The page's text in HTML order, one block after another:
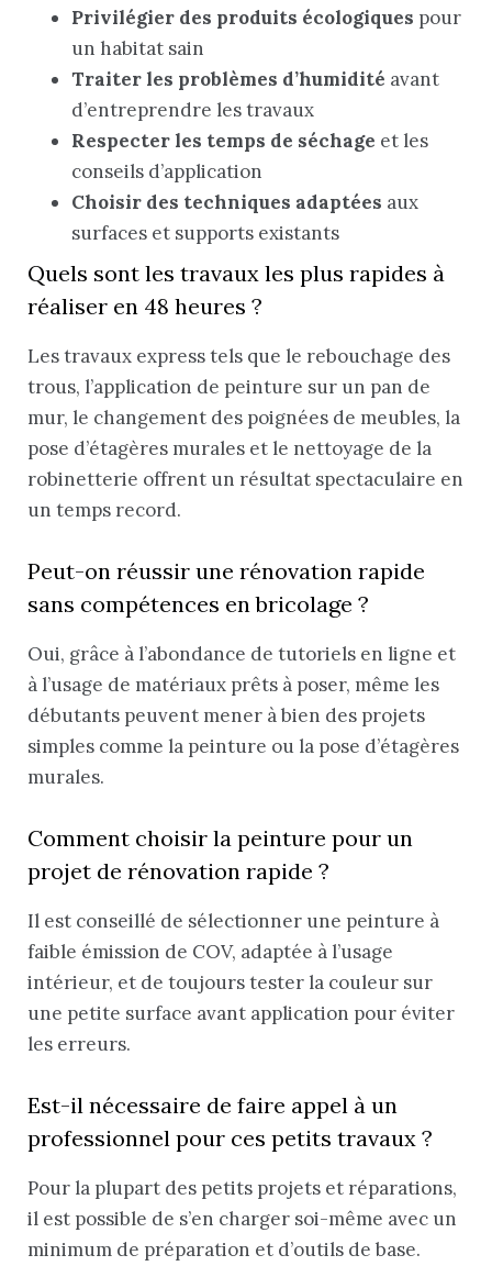
Privilégier des produits écologiques pour
un habitat sain
Traiter les problèmes d’humidité avant
d’entreprendre les travaux
Respecter les temps de séchage et les
conseils d’application
Choisir des techniques adaptées aux
surfaces et supports existants
Quels sont les travaux les plus rapides à
réaliser en 48 heures ?
Les travaux express tels que le rebouchage des
trous, l’application de peinture sur un pan de
mur, le changement des poignées de meubles, la
pose d’étagères murales et le nettoyage de la
robinetterie offrent un résultat spectaculaire en
un temps record.
Peut-on réussir une rénovation rapide
sans compétences en bricolage ?
Oui, grâce à l’abondance de tutoriels en ligne et
à l’usage de matériaux prêts à poser, même les
débutants peuvent mener à bien des projets
simples comme la peinture ou la pose d’étagères
murales.
Comment choisir la peinture pour un
projet de rénovation rapide ?
Il est conseillé de sélectionner une peinture à
faible émission de COV, adaptée à l’usage
intérieur, et de toujours tester la couleur sur
une petite surface avant application pour éviter
les erreurs.
Est-il nécessaire de faire appel à un
professionnel pour ces petits travaux ?
Pour la plupart des petits projets et réparations,
il est possible de s’en charger soi-même avec un
minimum de préparation et d’outils de base.